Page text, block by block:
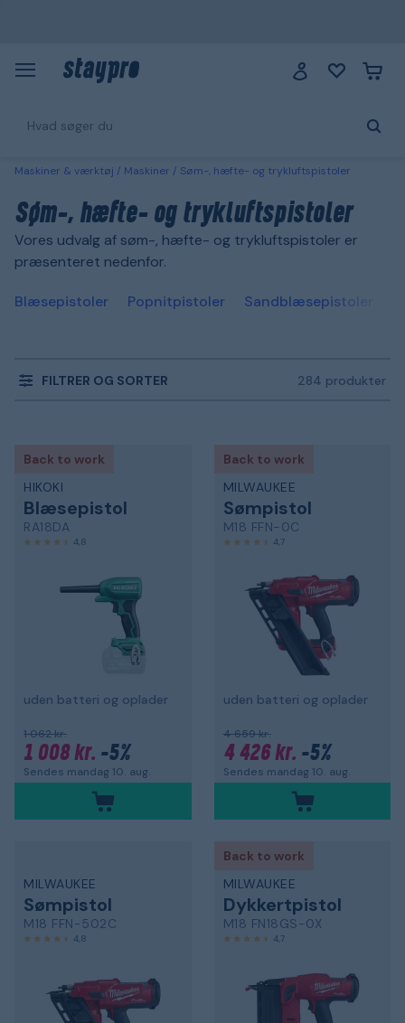
Maskiner & værktøj Maskiner Søm-, hæfte- og trykluftspistoler
Søm-, hæfte- og trykluftspistoler
Vores udvalg af søm-, hæfte- og trykluftspistoler er
præsenteret nedenfor.
Blæsepistoler Popnitpistoler Sandblæsepistoler
FILTRER OG SORTER 284 produkter
Back to work
HIKOKI
Blæsepistol
RA18DA
4,8
uden batteri og oplader
1 062 kr.
1 008 kr. -5%
Sendes mandag 10. aug.
Back to work
MILWAUKEE
Sømpistol
M18 FFN-0C
4,7
uden batteri og oplader
4 659 kr.
4 426 kr. -5%
Sendes mandag 10. aug.
MILWAUKEE
Sømpistol
M18 FFN-502C
4,8
Back to work
MILWAUKEE
Dykkertpistol
M18 FN18GS-0X
4,7